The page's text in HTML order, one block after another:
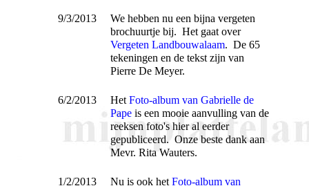
9/3/2013
We hebben nu een bijna vergeten
brochuurtje bij. Het gaat over
Vergeten Landbouwalaam. De 65
tekeningen en de tekst zijn van
Pierre De Meyer.
6/2/2013 Het Foto-album van Gabrielle de
Papeis een mooie aanvulling van de
reeksen foto's hier al eerder
gepubliceerd. Onze beste dank aan
Mevr. Rita Wauters.
1/2/2013 Nu is ook het Foto-album van